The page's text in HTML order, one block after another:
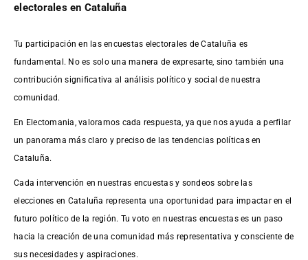
electorales en Cataluña
Tu participación en las encuestas electorales de Cataluña es
fundamental. No es solo una manera de expresarte, sino también una
contribución significativa al análisis político y social de nuestra
comunidad.
En Electomania, valoramos cada respuesta, ya que nos ayuda a perfilar
un panorama más claro y preciso de las tendencias políticas en
Cataluña.
Cada intervención en nuestras encuestas y sondeos sobre las
elecciones en Cataluña representa una oportunidad para impactar en el
futuro político de la región. Tu voto en nuestras encuestas es un paso
hacia la creación de una comunidad más representativa y consciente de
sus necesidades y aspiraciones.